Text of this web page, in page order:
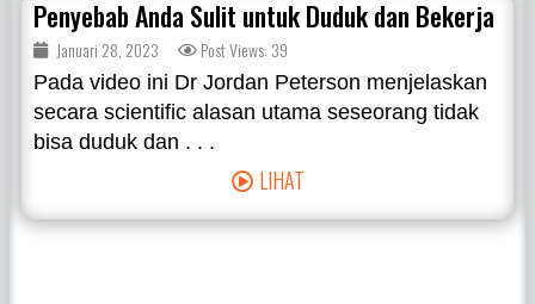
Penyebab Anda Sulit untuk Duduk dan Bekerja
Januari 28, 2023 Post Views: 39
Pada video ini Dr Jordan Peterson menjelaskan
secara scientific alasan utama seseorang tidak
bisa duduk dan . . .
LIHAT